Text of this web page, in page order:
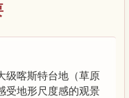
级喀斯特台地（草原
受地形尺度感的观景